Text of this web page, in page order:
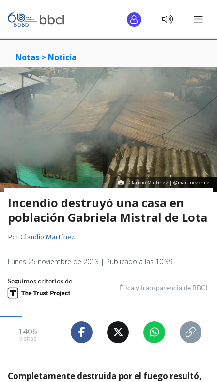
Notas > Noticia
Claudio Martínez ‏| @martinezchile
Incendio destruyó una casa en
población Gabriela Mistral de Lota
PorClaudio Martínez
Lunes 25 noviembre de 2013 | Publicado a las 10:39
Seguimos criterios de
Ética y transparencia de BBCL
1406
visitas
Completamente destruida por el fuego resultó,